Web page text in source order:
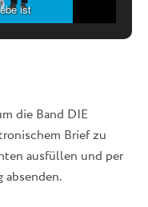
ist
die Band DIE
Brief zu
ausfüllen und per